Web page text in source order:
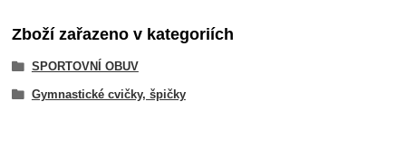
Zboží zařazeno v kategoriích
SPORTOVNÍ OBUV
Gymnastické cvičky, špičky